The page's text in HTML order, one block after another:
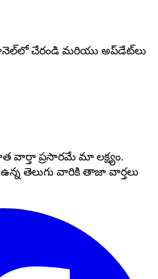
చేరండి మరియు అప్‌డేట్‌లు
వార్తా ప్రసారమే మా లక్ష్యం.
ఉన్న తెలుగు వారికి తాజా వార్తలు